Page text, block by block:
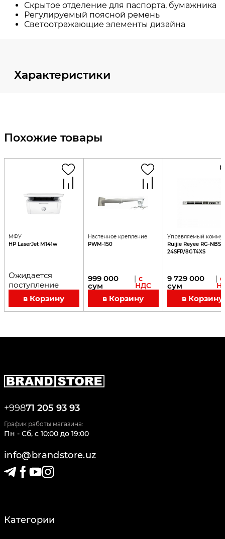
Характеристики
Похожие товары
МФУ
HP LaserJet M141w
Ожидается
поступление
в Корзину
Настенное крепление
PWM-150
999 000
сум
| с
НДС
в Корзину
Управляемый
Ruijie Reyee RG-
24SFP/8GT4XS
9 729 000
сум
| с
в Корзину
+99871 205 93 93
График работы магазина:
Пн - Сб, c 10:00 до 19:00
info@brandstore.uz
Категории